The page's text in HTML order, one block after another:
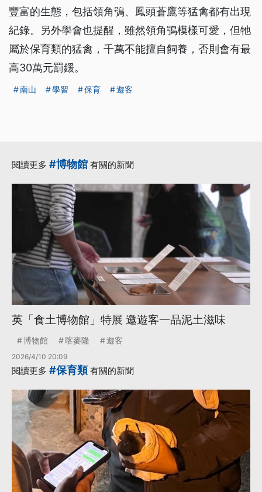
豐富的生態，包括領角鴞、鳳頭蒼鷹等猛禽都有出現
紀錄。另外學會也提醒，雖然領角鴞模樣可愛，但牠
屬於保育類的猛禽，千萬不能擅自飼養，否則會有最
高30萬元罰鍰。
南山 學習 保育 遊客
閱讀更多 #博物館 有關的新聞
英「食土博物館」特展 邀遊客一品泥土滋味
博物館 喀麥隆 遊客
2026/4/10 20:09
閱讀更多 #保育類 有關的新聞